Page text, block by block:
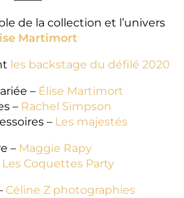
de la collection et l’univers
Martimort
les backstage du défilé 2020
– Élise Martimort
– Rachel Simpson
– Les majestés
– Maggie Rapy
Les Coquettes Party
Céline Z photographies